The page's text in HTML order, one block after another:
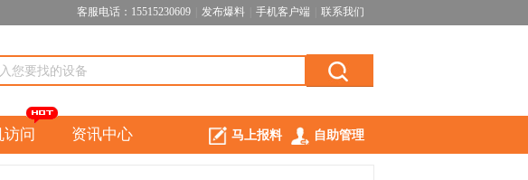
客服电话：15515230609 发布爆料 手机客户端 联系我们
访问 资讯中心 马上报料 自助管理